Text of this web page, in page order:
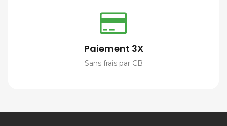
Paiement 3X
Sans frais par CB